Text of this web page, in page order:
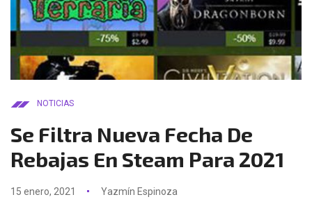
NOTICIAS
Se Filtra Nueva Fecha De
Rebajas En Steam Para 2021
15 enero, 2021 Yazmín Espinoza